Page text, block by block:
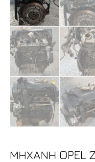
ΜΗΧΑΝΗ OPEL